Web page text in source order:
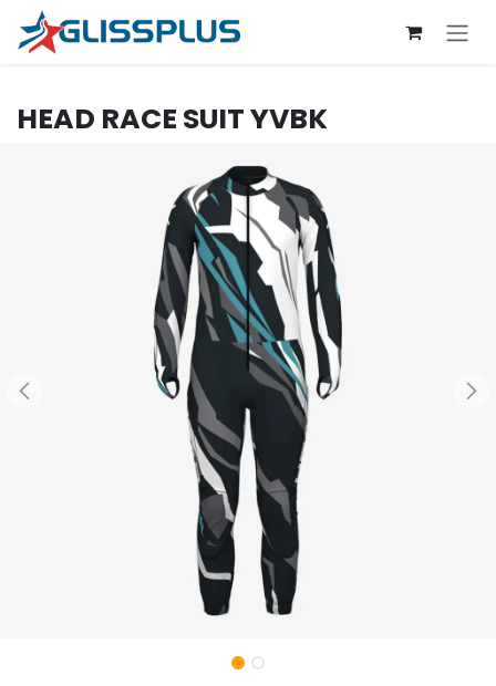
Se rendre au contenu
HEAD RACE SUIT YVBK